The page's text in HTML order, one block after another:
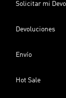
Solicitar mi
Devoluciones
Envío
Hot Sale